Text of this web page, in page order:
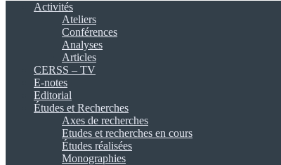
Activités
Ateliers
Conférences
Analyses
Articles
CERSS – TV
E-notes
Editorial
Études et Recherches
Axes de recherches
Etudes et recherches en cours
Études réalisées
Monographies